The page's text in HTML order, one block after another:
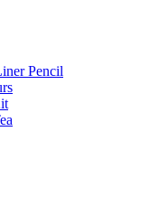
Pencil